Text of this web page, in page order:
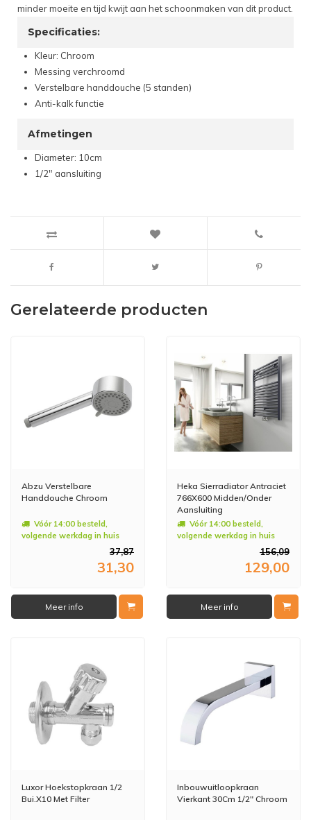
minder moeite en tijd kwijt aan het schoonmaken van dit product.
Specificaties:
Kleur: Chroom
Messing verchroomd
Verstelbare handdouche (5 standen)
Anti-kalk functie
Afmetingen
Diameter: 10cm
1/2" aansluiting
Gerelateerde producten
Abzu Verstelbare
Handdouche Chroom
Vóór 14:00 besteld,
volgende werkdag in huis
37,87
31,30
Meer info
Heka Sierradiator Antraciet
766X600 Midden/Onder
Aansluiting
Vóór 14:00 besteld,
volgende werkdag in huis
156,09
129,00
Meer info
Luxor Hoekstopkraan 1/2
Bui.X10 Met Filter
Inbouwuitloopkraan
Vierkant 30Cm 1/2" Chroom